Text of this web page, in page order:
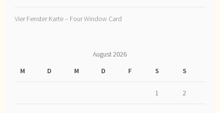
Vier Fenster Karte – Four Window Card
August 2026
M
D M D F S S
1 2